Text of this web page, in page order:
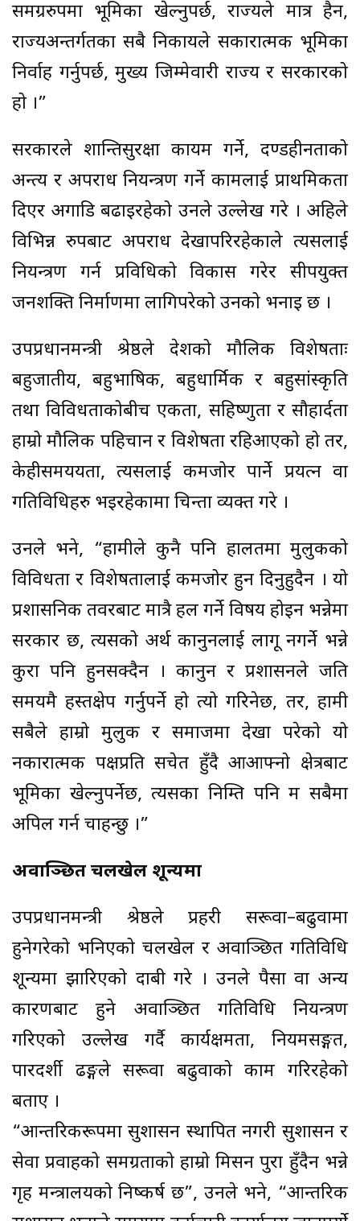
समग्ररुपमा भूमिका खेल्नुपर्छ, राज्यले मात्र हैन,
राज्यअन्तर्गतका सबै निकायले सकारात्मक भूमिका
निर्वाह गर्नुपर्छ, मुख्य जिम्मेवारी राज्य र सरकारको
हो ।”
सरकारले शान्तिसुरक्षा कायम गर्ने, दण्डहीनताको
अन्त्य र अपराध नियन्त्रण गर्ने कामलाई प्राथमिकता
दिएर अगाडि बढाइरहेको उनले उल्लेख गरे । अहिले
विभिन्न रुपबाट अपराध देखापरिरहेकाले त्यसलाई
नियन्त्रण गर्न प्रविधिको विकास गरेर सीपयुक्त
जनशक्ति निर्माणमा लागिपरेको उनको भनाइ छ ।
उपप्रधानमन्त्री श्रेष्ठले देशको मौलिक विशेषताः
बहुजातीय, बहुभाषिक, बहुधार्मिक र बहुसांस्कृति
तथा विविधताकोबीच एकता, सहिष्णुता र सौहार्दता
हाम्रो मौलिक पहिचान र विशेषता रहिआएको हो तर,
केहीसमययता, त्यसलाई कमजोर पार्ने प्रयत्न वा
गतिविधिहरु भइरहेकामा चिन्ता व्यक्त गरे ।
उनले भने, “हामीले कुनै पनि हालतमा मुलुकको
विविधता र विशेषतालाई कमजोर हुन दिनुहुदैन । यो
प्रशासनिक तवरबाट मात्रै हल गर्ने विषय होइन भन्नेमा
सरकार छ, त्यसको अर्थ कानुनलाई लागू नगर्ने भन्ने
कुरा पनि हुनसक्दैन । कानुन र प्रशासनले जति
समयमै हस्तक्षेप गर्नुपर्ने हो त्यो गरिनेछ, तर, हामी
सबैले हाम्रो मुलुक र समाजमा देखा परेको यो
नकारात्मक पक्षप्रति सचेत हुँदै आआफ्नो क्षेत्रबाट
भूमिका खेल्नुपर्नेछ, त्यसका निम्ति पनि म सबैमा
अपिल गर्न चाहन्छु ।”
अवाञ्छित चलखेल शून्यमा
उपप्रधानमन्त्री श्रेष्ठले प्रहरी सरूवा–बढुवामा
हुनेगरेको भनिएको चलखेल र अवाञ्छित गतिविधि
शून्यमा झारिएको दाबी गरे । उनले पैसा वा अन्य
कारणबाट हुने अवाञ्छित गतिविधि नियन्त्रण
गरिएको उल्लेख गर्दै कार्यक्षमता, नियमसङ्गत,
पारदर्शी ढङ्गले सरूवा बढुवाको काम गरिरहेको
बताए ।
“आन्तरिकरूपमा सुशासन स्थापित नगरी सुशासन र
सेवा प्रवाहको समग्रताको हाम्रो मिसन पुरा हुँदैन भन्ने
गृह मन्त्रालयको निष्कर्ष छ”, उनले भने, “आन्तरिक